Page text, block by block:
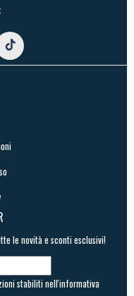
le novità e sconti esclusivi!
stabiliti nell'informativa